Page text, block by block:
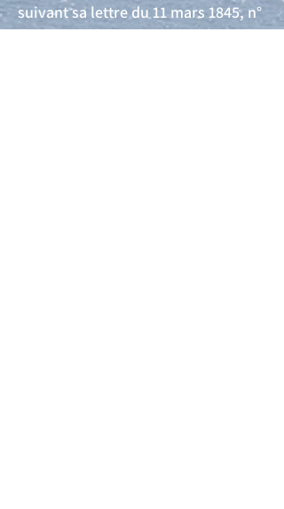
suivant sa lettre du 11 mars 1845, n°
250.